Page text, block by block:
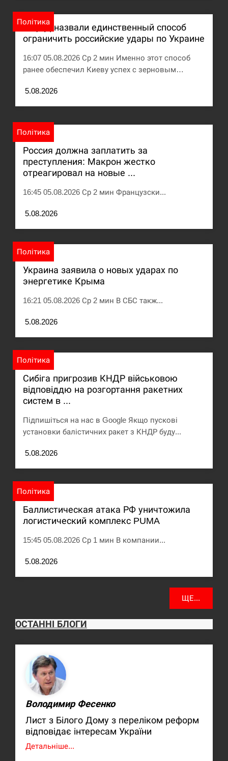
Політика
В ЦПД назвали единственный способ
ограничить российские удары по Украине
16:07 05.08.2026 Ср 2 мин Именно этот способ
ранее обеспечил Киеву успех с зерновым…
5.08.2026
Політика
Россия должна заплатить за
преступления: Макрон жестко
отреагировал на новые ...
16:45 05.08.2026 Ср 2 мин Французски...
5.08.2026
Політика
Украина заявила о новых ударах по
энергетике Крыма
16:21 05.08.2026 Ср 2 мин В СБС такж...
5.08.2026
Політика
Сибіга пригрозив КНДР військовою
відповіддю на розгортання ракетних
систем в ...
Підпишіться на нас в Google Якщо пускові
установки балістичних ракет з КНДР буду...
5.08.2026
Політика
Баллистическая атака РФ уничтожила
логистический комплекс PUMA
15:45 05.08.2026 Ср 1 мин В компании...
5.08.2026
ЩЕ...
ОСТАННІ БЛОГИ
Володимир Фесенко
Лист з Білого Дому з переліком реформ
відповідає інтересам України
Детальніше...